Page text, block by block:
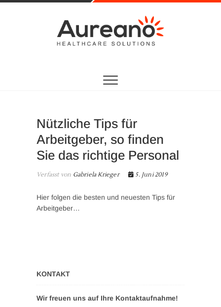
Nützliche Tips für
Arbeitgeber, so finden
Sie das richtige Personal
Verfasst von Gabriela Krieger 5. Juni 2019
Hier folgen die besten und neuesten Tips für
Arbeitgeber…
KONTAKT
Wir freuen uns auf Ihre Kontaktaufnahme!